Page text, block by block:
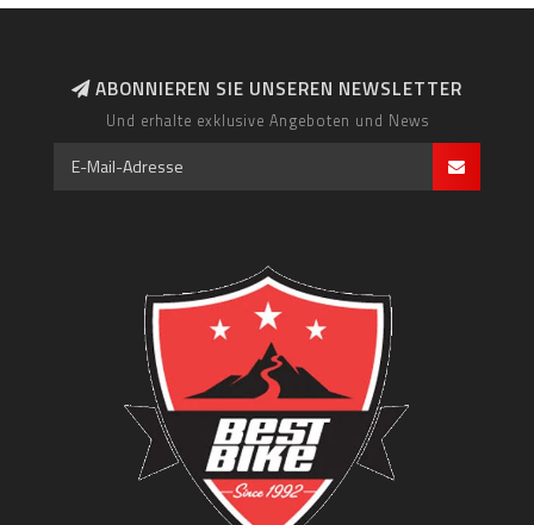
ABONNIEREN SIE UNSEREN NEWSLETTER
Und erhalte exklusive Angeboten und News